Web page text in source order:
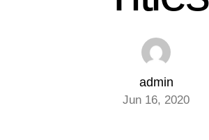
admin
Jun 16, 2020